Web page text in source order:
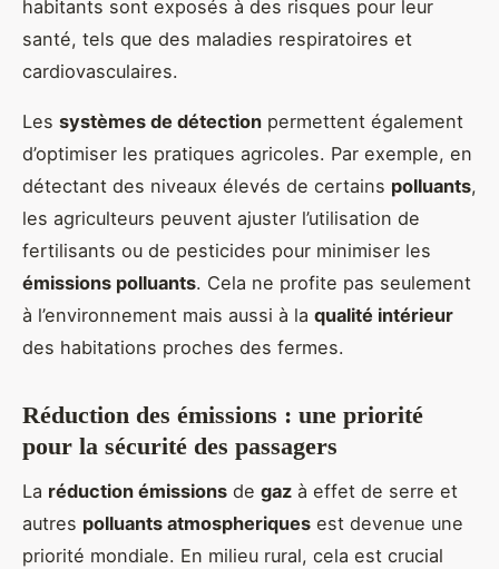
habitants sont exposés à des risques pour leur
santé, tels que des maladies respiratoires et
cardiovasculaires.
Les systèmes de détection permettent également
d’optimiser les pratiques agricoles. Par exemple, en
détectant des niveaux élevés de certains polluants,
les agriculteurs peuvent ajuster l’utilisation de
fertilisants ou de pesticides pour minimiser les
émissions polluants. Cela ne profite pas seulement
à l’environnement mais aussi à la qualité intérieur
des habitations proches des fermes.
Réduction des émissions : une priorité
pour la sécurité des passagers
La réduction émissions de gaz à effet de serre et
autres polluants atmospheriques est devenue une
priorité mondiale. En milieu rural, cela est crucial